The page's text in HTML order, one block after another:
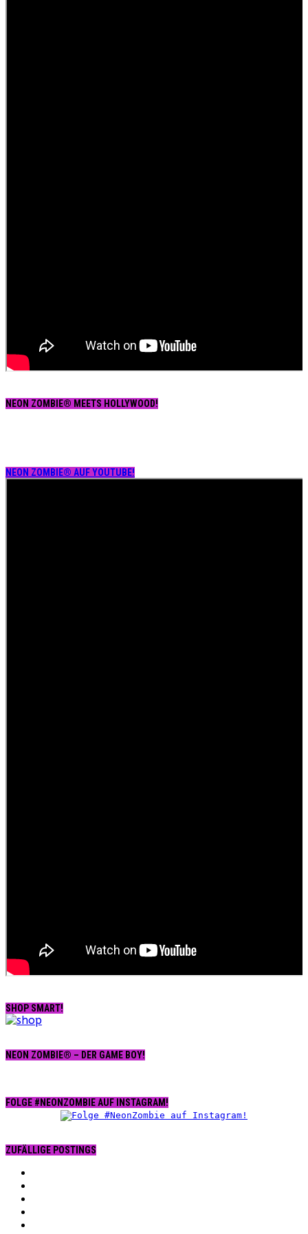
NEON ZOMBIE® MEETS HOLLYWOOD!
NEON ZOMBIE® AUF YOUTUBE!
SHOP SMART!
NEON ZOMBIE® – DER GAME BOY!
FOLGE #NEONZOMBIE AUF INSTAGRAM!
ZUFÄLLIGE POSTINGS